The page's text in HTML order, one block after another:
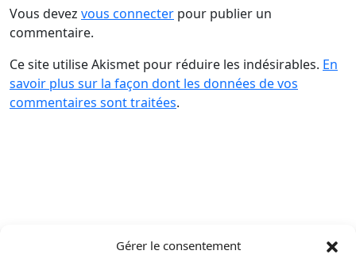
Gérer le consentement
Vous devez vous connecter pour publier un
commentaire.
Ce site utilise Akismet pour réduire les indésirables. En
savoir plus sur la façon dont les données de vos
commentaires sont traitées.